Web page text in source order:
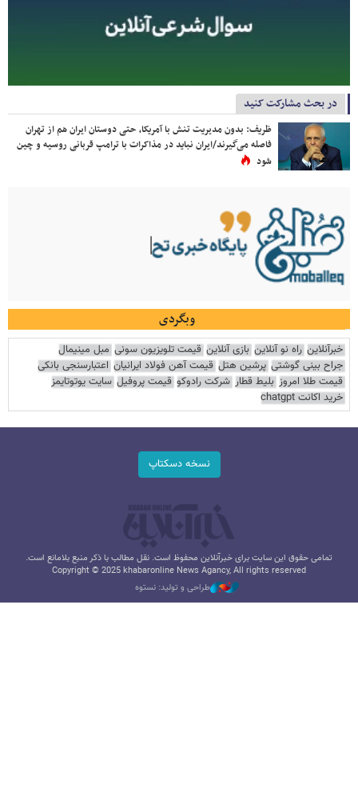
در بحث مشارکت کنید
ظریف: بدون مدیریت تنش با آمریکا، حتی دوستان ایران هم از تهران
فاصله می‌گیرند/ایران نباید در مذاکرات با ترامپ قربانی روسیه و چین
شود
وبگردی
خبرآنلاین راه نو آنلاین بازی آنلاین قیمت تلویزیون سونی مبل مینیمال
جراح بینی گوشتی پرشین هتل قیمت آهن فولاد ایرانیان اعتبارسنجی بانکی
قیمت طلا امروز بلیط قطار شرکت رادوکو قیمت پروفیل سایت یوتوتایمز
خرید اکانت chatgpt
نسخه دسکتاپ
تمامی حقوق این سایت برای خبرآنلاین محفوظ است. نقل مطالب با ذکر منبع بلامانع است.
Copyright © 2025 khabaronline News Agancy, All rights reserved
طراحی و تولید: نستوه